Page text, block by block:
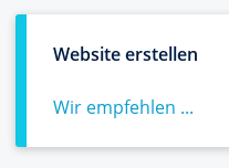
Website erstellen
Wir empfehlen ...